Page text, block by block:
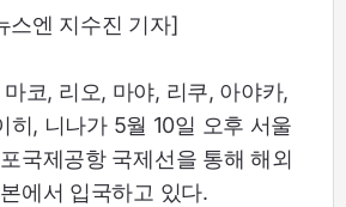
스엔 지수진 기자]
코, 리오, 마야, 리쿠, 아야카,
히, 니나가 5월 10일 오후 서울
국제공항 국제선을 통해 해외
에서 입국하고 있다.